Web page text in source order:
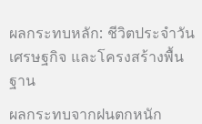
ผลกระทบหลัก: ชีวิตประจำวัน
เศรษฐกิจ และโครงสร้างพื้น
ฐาน
ผลกระทบจากฝนตกหนัก